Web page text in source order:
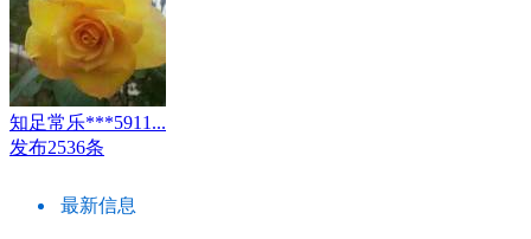
知足常乐***5911...
发布2536条
最新信息